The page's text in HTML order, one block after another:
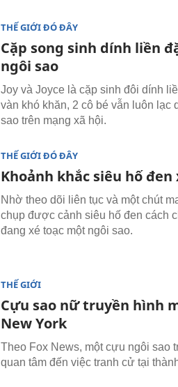
THẾ GIỚI ĐÓ ĐÂY
Cặp song sinh dính liền
ngôi sao
Joy và Joyce là cặp sinh đôi dính
vàn khó khăn, 2 cô bé vẫn luôn
sao trên mạng xã hội.
THẾ GIỚI ĐÓ ĐÂY
Khoảnh khắc siêu hố
Nhờ theo dõi liên tục và một chút
chụp được cảnh siêu hố đen cách
đang xé toạc một ngôi sao.
THẾ GIỚI
Cựu sao nữ truyền hình
New York
Theo Fox News, một cựu ngôi sao
quan tâm đến việc tranh cử tại